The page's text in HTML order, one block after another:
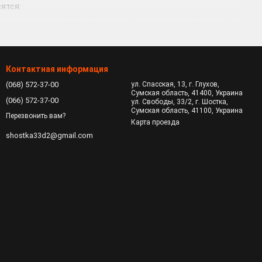
и другие объекты.
каналу. В таком случае будет использован беспроводной.
лишь на усиление сигнала и не могут быть
скорость особенно полезна, когда включен
типа, они справляются с различными задачами. Поэтому
то есть за стенами помещения.
Контактная информация
(068) 572-37-00
(066) 572-37-00
Перезвонить вам?
shostka33d2@gmail.com
ул. Спасская, 13, г. Глухов,
Сумская область, 41400, Украина
ул. Свободы, 33/2, г. Шостка,
Сумская область, 41100, Украина
Карта проезда